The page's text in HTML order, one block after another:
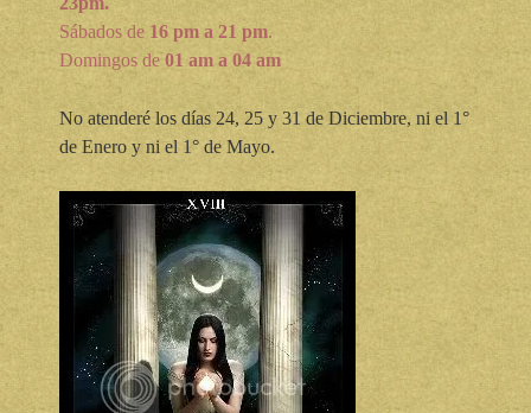
Sábados de 16 pm a 21 pm.
Domingos de01 am a 04 am
No atenderé los días 24, 25 y 31 de Diciembre, ni el 1°
de Enero y ni el 1° de Mayo.